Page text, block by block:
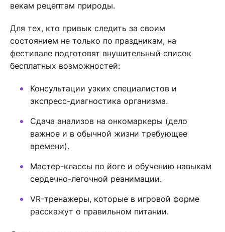
векам рецептам природы.
Для тех, кто привык следить за своим
состоянием не только по праздникам, на
фестивале подготовят внушительный список
бесплатных возможностей:
Консультации узких специалистов и
экспресс-диагностика организма.
Сдача анализов на онкомаркеры (дело
важное и в обычной жизни требующее
времени).
Мастер-классы по йоге и обучению навыкам
сердечно-легочной реанимации.
VR-тренажеры, которые в игровой форме
расскажут о правильном питании.